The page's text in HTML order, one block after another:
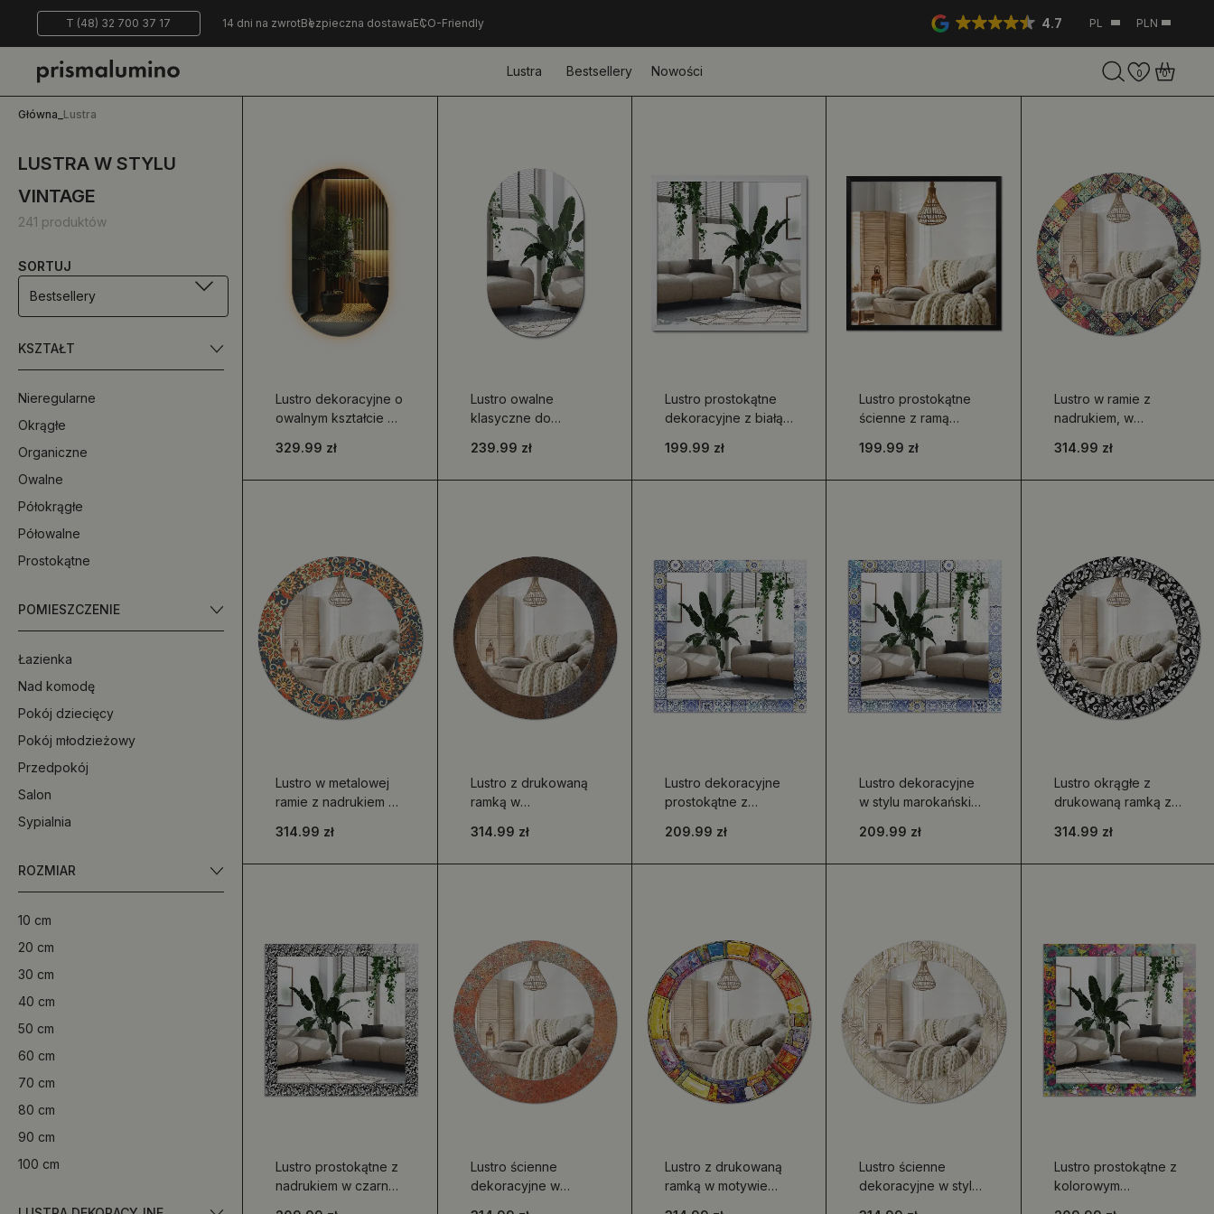
T (48) 32 700 37 17 14 dni na zwrotBezpieczna dostawaECO-Friendly 4.7 PL PLN
Lustra Bestsellery Nowości 0 0
Główna Lustra
LUSTRA W STYLU
VINTAGE
241 produktów
SORTUJ
Bestsellery
KSZTAŁT
Nieregularne
Okrągłe
Organiczne
Owalne
Półokrągłe
Półowalne
Prostokątne
POMIESZCZENIE
Łazienka
Nad komodę
Pokój dziecięcy
Pokój młodzieżowy
Przedpokój
Salon
Sypialnia
ROZMIAR
10 cm
20 cm
30 cm
40 cm
50 cm
60 cm
70 cm
80 cm
90 cm
100 cm
Lustro dekoracyjne o
owalnym kształcie z
przeznaczone do
329.99 zł
Lustro owalne
klasyczne do
239.99 zł
Lustro prostokątne
dekoracyjne z białą
199.99 zł
Lustro prostokątne
ścienne z ramą
199.99 zł
Lustro w ramie z
nadrukiem, w
motywem
314.99 zł
Lustro w metalowej
ramie z nadrukiem w
motywem
314.99 zł
Lustro z drukowaną
ramką w
rustykalnym stylu
314.99 zł
Lustro dekoracyjne
prostokątne z
kolorowych
209.99 zł
Lustro dekoracyjne
w stylu marokańskim
kształcie
209.99 zł
Lustro okrągłe z
drukowaną ramką z
314.99 zł
Lustro prostokątne z
nadrukiem w czarno-
Lustro ścienne
dekoracyjne w
Lustro z drukowaną
ramką w motywie
Lustro ścienne
dekoracyjne w stylu
Lustro prostokątne z
kolorowym